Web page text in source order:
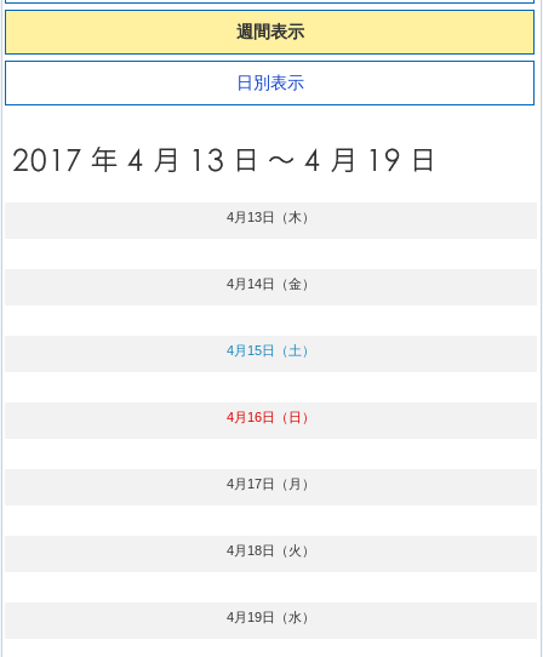
週間表示
日別表示
4月13日（木）
4月14日（金）
4月15日（土）
4月16日（日）
4月17日（月）
4月18日（火）
4月19日（水）